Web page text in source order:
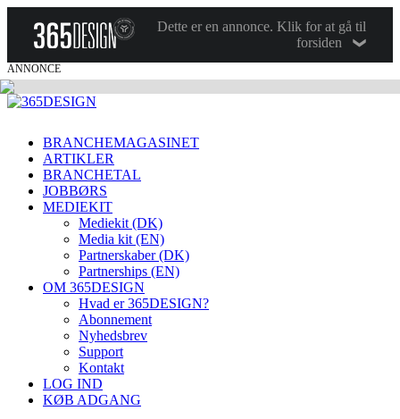
Dette er en annonce. Klik for at gå til
forsiden
ANNONCE
BRANCHEMAGASINET
ARTIKLER
BRANCHETAL
JOBBØRS
MEDIEKIT
Mediekit (DK)
Media kit (EN)
Partnerskaber (DK)
Partnerships (EN)
OM 365DESIGN
Hvad er 365DESIGN?
Abonnement
Nyhedsbrev
Support
Kontakt
LOG IND
KØB ADGANG